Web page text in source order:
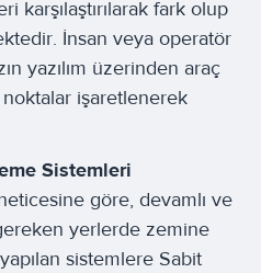
karşılaştırılarak fark olup
İnsan veya operatör
yazılım üzerinden araç
noktalar işaretlenerek
Sistemleri
göre, devamlı ve
yerlerde zemine
sistemlere Sabit